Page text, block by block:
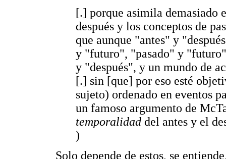
[.] porque asimila demasiado
después y los conceptos de
que aunque "antes" y
y "futuro", "pasado" y
y "después", y un mundo de
[.] sin [que] por eso esté
sujeto) ordenado en eventos
un famoso argumento de
temporalidad del antes y el
)
Solo depende de estos, se